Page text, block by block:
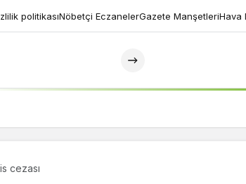
politikasıNöbetçi EczanelerGazete ManşetleriHava
cezası